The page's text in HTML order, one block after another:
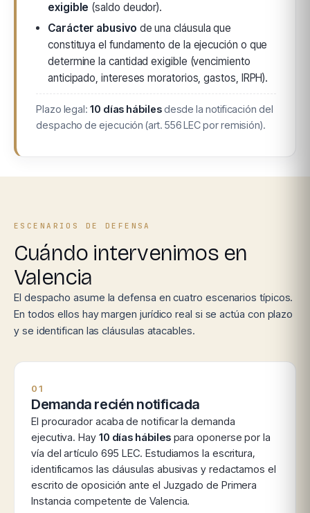
exigible (saldo deudor).
Carácter abusivo de una cláusula que
constituya el fundamento de la ejecución o que
determine la cantidad exigible (vencimiento
anticipado, intereses moratorios, gastos, IRPH).
Plazo legal: 10 días hábilesdesde la notificación del
despacho de ejecución (art. 556 LEC por remisión).
ESCENARIOS DE DEFENSA
Cuándo intervenimos en
Valencia
El despacho asume la defensa en cuatro escenarios típicos.
En todos ellos hay margen jurídico real si se actúa con plazo
y se identifican las cláusulas atacables.
01
Demanda recién notificada
El procurador acaba de notificar la demanda
ejecutiva. Hay 10 días hábilespara oponerse por la
vía del artículo 695 LEC. Estudiamos la escritura,
identificamos las cláusulas abusivas y redactamos el
escrito de oposición ante el Juzgado de Primera
Instancia competente de Valencia.